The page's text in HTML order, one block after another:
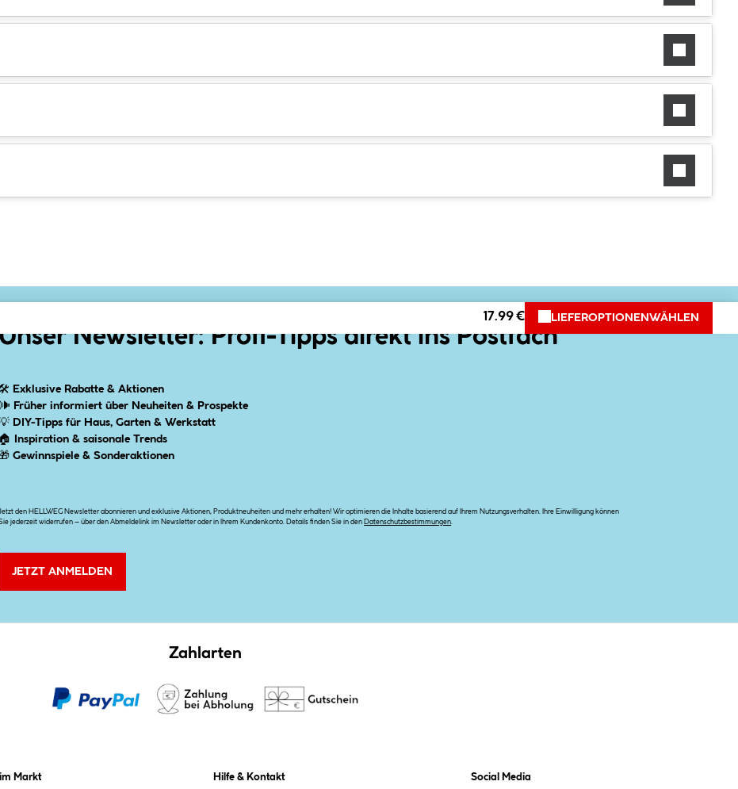
17.99 € LIEFEROPTIONEN WÄHLEN
Newsletter: Profi-Tipps direkt ins Postfach
🛠 Exklusive Rabatte & Aktionen
🕪 Früher informiert über Neuheiten & Prospekte
DIY-Tipps für Haus, Garten & Werkstatt
🏠
Inspiration & saisonale Trends
Gewinnspiele & Sonderaktionen
Jetzt den HELLWEG Newsletter abonnieren und exklusive Aktionen, Produktneuheiten und mehr erhalten! Wir optimieren die Inhalte basierend auf Ihrem Nutzungsverhalten. Ihre Einwilligung können
jederzeit widerrufen – über den Abmeldelink im Newsletter oder in Ihrem Kundenkonto. Details finden Sie in den Datenschutzbestimmungen
JETZT ANMELDEN
Zahlarten
Markt Hilfe & Kontakt Social Media